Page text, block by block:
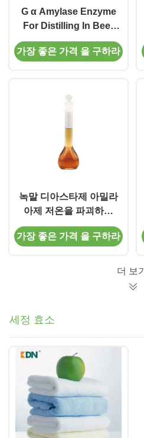
G α Amylase Enzyme
For Distilling In Beer
High Concentrated
Desizing
가장 좋은 가격 을 구하라
녹말 디아스타제 아밀라
아제 저온을 파괴하는
침에서 효소
가장 좋은 가격 을 구하라
더 보기
세정 효소